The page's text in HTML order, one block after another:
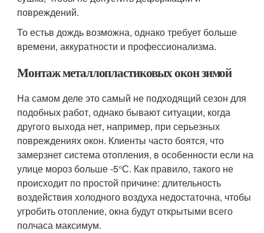
повреждений.
То естьв дождь возможна, однако требует больше
времени, аккуратности и профессионализма.
Монтаж металлопластиковых окон зимой
На самом деле это самый не подходящий сезон для
подобных работ, однако бывают ситуации, когда
другого выхода нет, например, при серьезных
повреждениях окон. Клиенты часто боятся, что
замерзнет система отопления, в особенности если на
улице мороз больше -5°С. Как правило, такого не
происходит по простой причине: длительность
воздействия холодного воздуха недостаточна, чтобы
угробить отопление, окна будут открытыми всего
полчаса максимум.